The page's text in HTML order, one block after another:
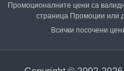
Промоционалните цени са
страница Промоции или
Всички посочени